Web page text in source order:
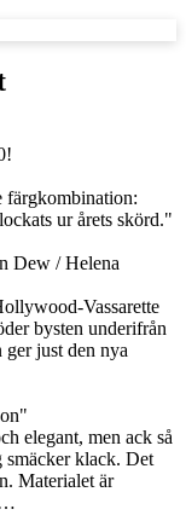
färgkombination:
ur årets skörd."
Dew / Helena
Vassarette
bysten underifrån
just den nya
elegant, men ack så
klack. Det
Materialet är